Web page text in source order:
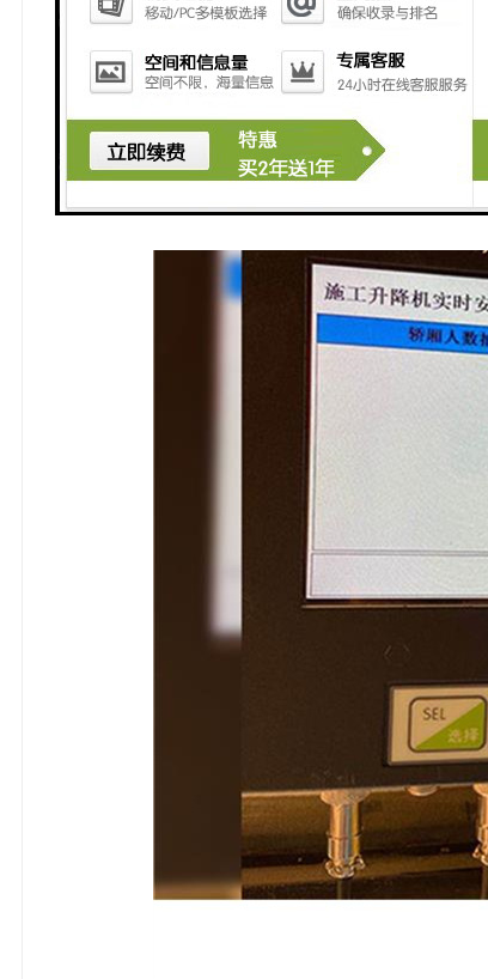
工地升降机安全监测系统可以提高工地升降机的安
支持，帮助工地管理人员进行决策和优化工地管理。